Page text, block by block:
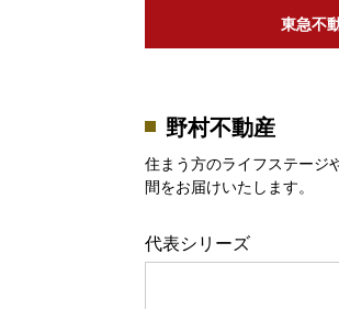
東急不
野村不動産
住まう方のライフステージ
間をお届けいたします。
代表シリーズ